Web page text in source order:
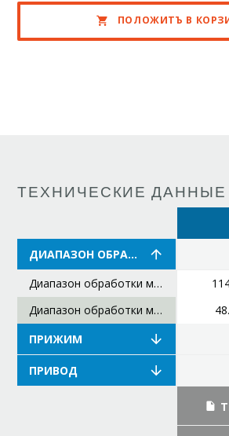
ПОЛОЖИТЪ В
ТЕХНИЧЕСКИЕ ДАННЫЕ
ДИАПАЗОН ОБРАБОТКИ
Диапазон обработки максимальный
Диапазон обработки минимальный
ПРИЖИМ
ПРИВОД